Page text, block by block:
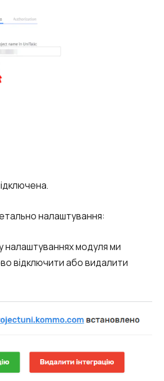
налаштування:
налаштуваннях модуля ми
відключити або видалити